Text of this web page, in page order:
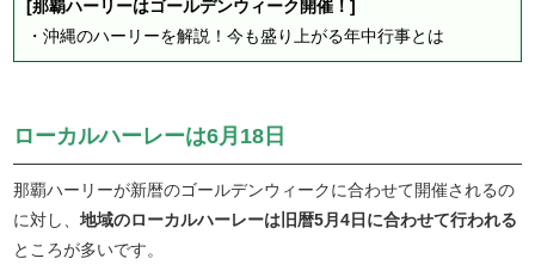
[那覇ハーリーはゴールデンウィーク開催！]
・沖縄のハーリーを解説！今も盛り上がる年中行事とは
ローカルハーレーは6月18日
那覇ハーリーが新暦のゴールデンウィークに合わせて開催されるの
に対し、地域のローカルハーレーは旧暦5月4日に合わせて行われる
ところが多いです。